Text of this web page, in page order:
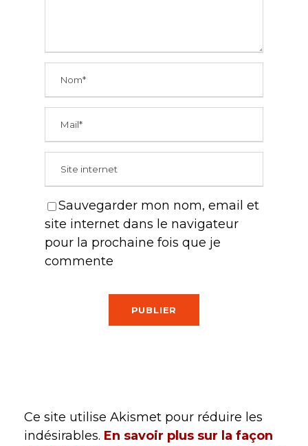
Sauvegarder mon nom, email et
site internet dans le navigateur
pour la prochaine fois que je
commente
Ce site utilise Akismet pour réduire les
indésirables. En savoir plus sur la façon